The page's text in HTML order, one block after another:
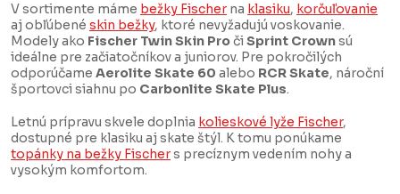
V sortimente máme bežky Fischer na klasiku, korčuľovanie
aj obľúbené skin bežky, ktoré nevyžadujú voskovanie.
Modely ako Fischer Twin Skin PročiSprint Crownsú
ideálne pre začiatočníkov a juniorov. Pre pokročilých
odporúčame Aerolite Skate 60 alebo RCR Skate, nároční
športovci siahnu po Carbonlite Skate Plus.
Letnú prípravu skvele doplnia kolieskové lyže Fischer,
dostupné pre klasiku aj skate štýl. K tomu ponúkame
topánky na bežky Fischers precíznym vedením nohy a
vysokým komfortom.